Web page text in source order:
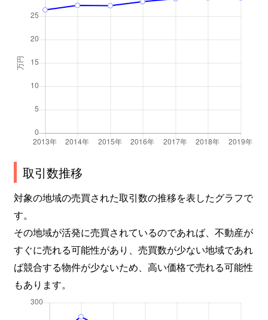
取引数推移
対象の地域の売買された取引数の推移を表したグラフで
す。
その地域が活発に売買されているのであれば、不動産が
すぐに売れる可能性があり、売買数が少ない地域であれ
ば競合する物件が少ないため、高い価格で売れる可能性
もあります。